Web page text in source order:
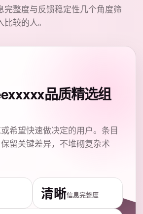
完整度与反馈稳定性几个角度筛
较的人。
品质精选组
希望快速做决定的用户。条目
留关键差异，不堆砌复杂术
清晰信息完整度